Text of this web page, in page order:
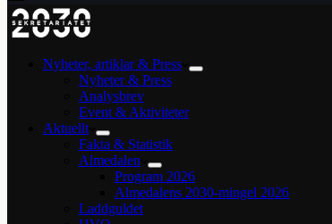
Nyheter, artiklar & Press
Nyheter & Press
Analysbrev
Event & Aktiviteter
Aktuellt
Fakta & Statistik
Almedalen
Program 2026
Almedalens 2030-mingel 2026
Laddguldet